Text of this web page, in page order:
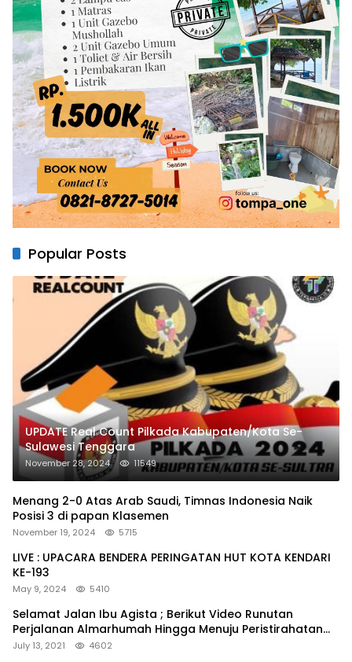
Popular Posts
UPDATE Real Count Pilkada Kabupaten/Kota Se-
Sulawesi Tenggara
November 28, 2024 11549
Menang 2-0 Atas Arab Saudi, Timnas Indonesia Naik
Posisi 3 di papan Klasemen
November 19, 2024 5715
LIVE : UPACARA BENDERA PERINGATAN HUT KOTA KENDARI
KE-193
May 9, 2024 5410
Selamat Jalan Ibu Agista ; Berikut Video Runutan
Perjalanan Almarhumah Hingga Menuju Peristirahatan
Terakhir
July 13, 2021 4602